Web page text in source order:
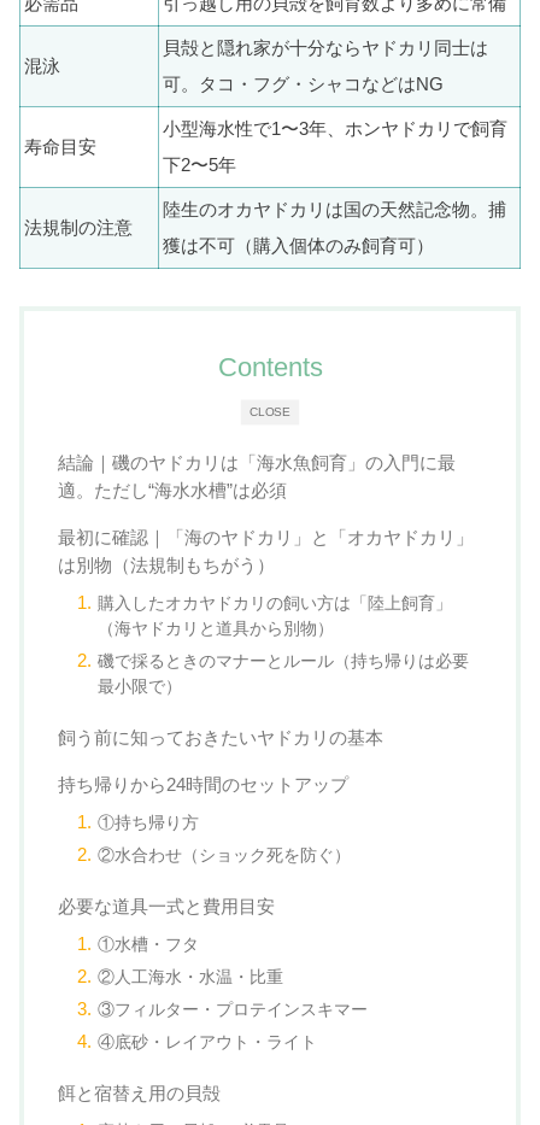
混泳
貝殻と隠れ家が十分ならヤドカリ同士は
可。タコ・フグ・シャコなどはNG
寿命目安
小型海水性で1〜3年、ホンヤドカリで飼育
下2〜5年
法規制の注意
陸生のオカヤドカリは国の天然記念物。捕
獲は不可（購入個体のみ飼育可）
CLOSE
Contents
結論｜磯のヤドカリは「海水魚飼育」の入門に最
適。ただし“海水水槽”は必須
最初に確認｜「海のヤドカリ」と「オカヤドカリ」
は別物（法規制もちがう）
購入したオカヤドカリの飼い方は「陸上飼育」
（海ヤドカリと道具から別物）
磯で採るときのマナーとルール（持ち帰りは必要
最小限で）
飼う前に知っておきたいヤドカリの基本
持ち帰りから24時間のセットアップ
①持ち帰り方
②水合わせ（ショック死を防ぐ）
必要な道具一式と費用目安
①水槽・フタ
②人工海水・水温・比重
③フィルター・プロテインスキマー
④底砂・レイアウト・ライト
餌と宿替え用の貝殻